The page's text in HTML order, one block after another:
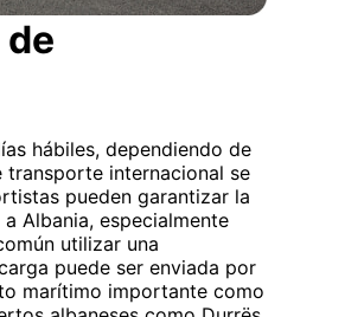
hábiles, dependiendo de
internacional se
pueden garantizar la
Albania, especialmente
utilizar una
puede ser enviada por
marítimo importante como